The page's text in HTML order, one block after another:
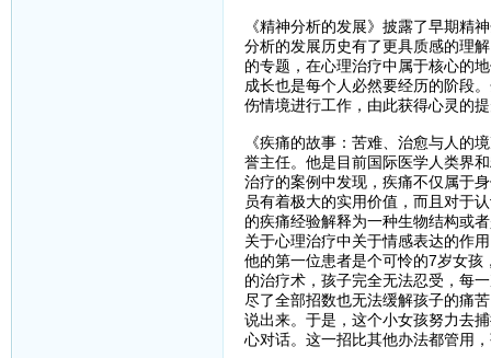
《精神分析的发展》披露了早期精
分析的发展历史有了更具质感的理
的专题，在心理治疗中属于核心的
成长也是每个人必然要经历的阶段
伤情境进行工作，由此获得心灵的
《疾痛的故事：苦难、治愈与人的
誉主任。他是目前国际医学人类界
治疗的案例中发现，疾痛不仅属于
员有着极大的实用价值，而且对于
的疾痛经验解释为一种生物结构或
关于心理治疗中关于情感表达的作
他的第一位患者是个可怜的7岁女
的治疗术，孩子完全无法忍受，每
尽了全部招数也无法缓解孩子的痛
说出来。于是，这个小女孩努力去
心对话。这一招比其他办法都管用